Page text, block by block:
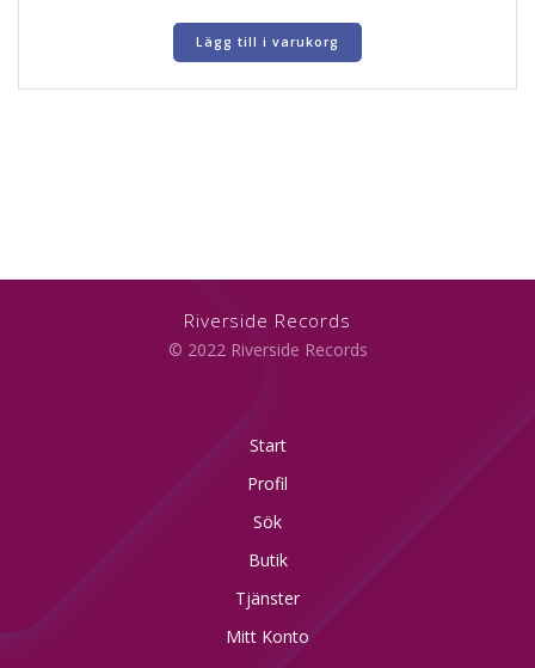
Lägg till i varukorg
Riverside Records
© 2022 Riverside Records
Start
Profil
Sök
Butik
Tjänster
Mitt Konto